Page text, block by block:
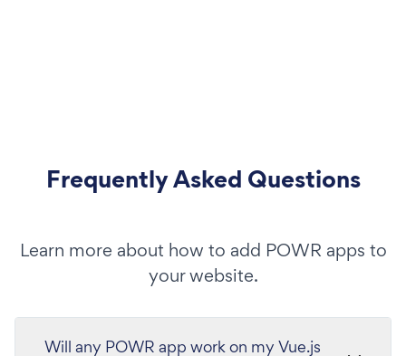
Frequently Asked Questions
Learn more about how to add POWR apps to
your website.
Will any POWR app work on my Vue.js